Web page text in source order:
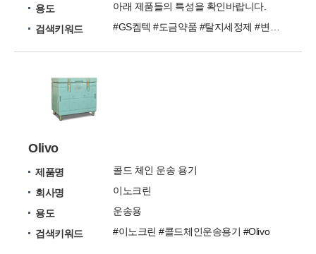
용도
아래 제품들의 특성을 확인바랍니다.
검색키워드
Olivo
제품명
콜드 체인 운송 용기
회사명
이노크린
용도
운송용
검색키워드
#이노크린 #콜드체인운송용기 #Olivo